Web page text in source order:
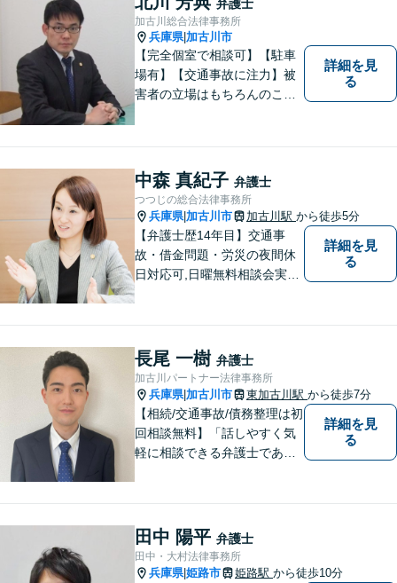
弁護士
加古川総合法律事務所
兵庫県|加古川市
【完全個室で相談可】【駐車
場有】【交通事故に注力】被
害者の立場はもちろんのこ
その経験の中で交通事故に関
する知識を研鑽して参りまし
た。依頼者様の立場に立って
親身に対応いたしますので、
ご相談ください。
詳細を見
る
中森 真紀子 弁護士
つつじの総合法律事務所
兵庫県|加古川市 加古川駅 から徒歩5分
【弁護士歴14年目】交通事
故・借金問題・労災の夜間休
日対応可,日曜無料相談会実施
詳細を見
る
長尾 一樹 弁護士
加古川パートナー法律事務所
兵庫県|加古川市 東加古川駅 から徒歩7分
【相続/交通事故/債務整理は初
回相談無料】「話しやすく気
軽に相談できる弁護士である
歩7分】
詳細を見
る
田中 陽平 弁護士
田中・大村法律事務所
兵庫県|姫路市 姫路駅 から徒歩10分